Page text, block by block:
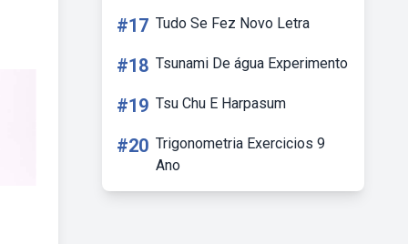
#17 Tudo Se Fez Novo Letra
#18 Tsunami De água Experimento
#19 Tsu Chu E Harpasum
#20 Trigonometria Exercicios 9
Ano